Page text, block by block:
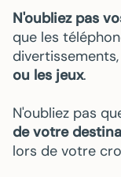
N'oubliez pas
que les
ou les jeux.
N'oubliez pas
de votre
lors de votre